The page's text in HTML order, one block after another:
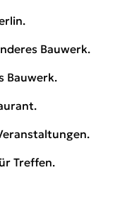
Bauwerk.
Bauwerk.
Treffen.